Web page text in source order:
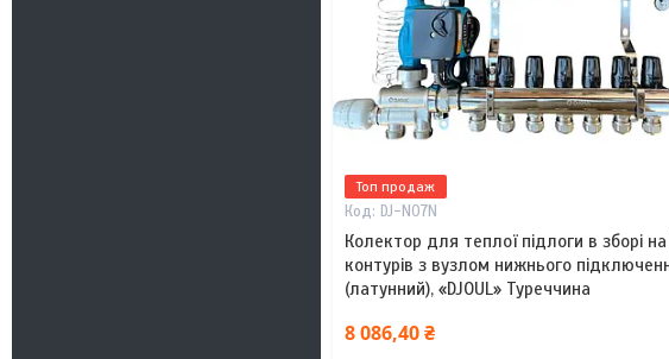
Топ продаж
DJ-N07N
Колектор для теплої підлоги в зборі на
контурів з вузлом нижнього
(латунний), «DJOUL» Туреччина
8 086,40 ₴